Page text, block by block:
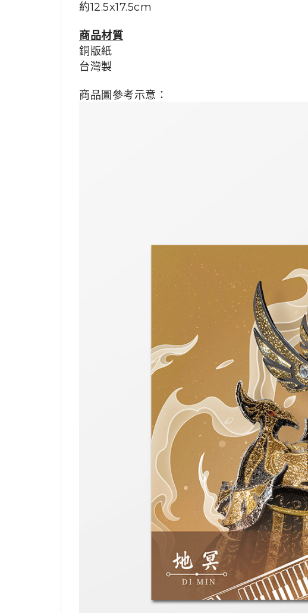
約12.5x17.5cm
商品材質
銅版紙
台灣製
商品圖參考示意：